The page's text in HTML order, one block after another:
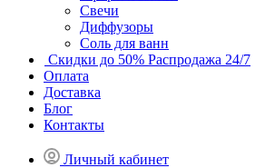
Свечи
Диффузоры
Соль для ванн
Скидки до 50% Распродажа 24/7
Оплата
Доставка
Блог
Контакты
Личный кабинет